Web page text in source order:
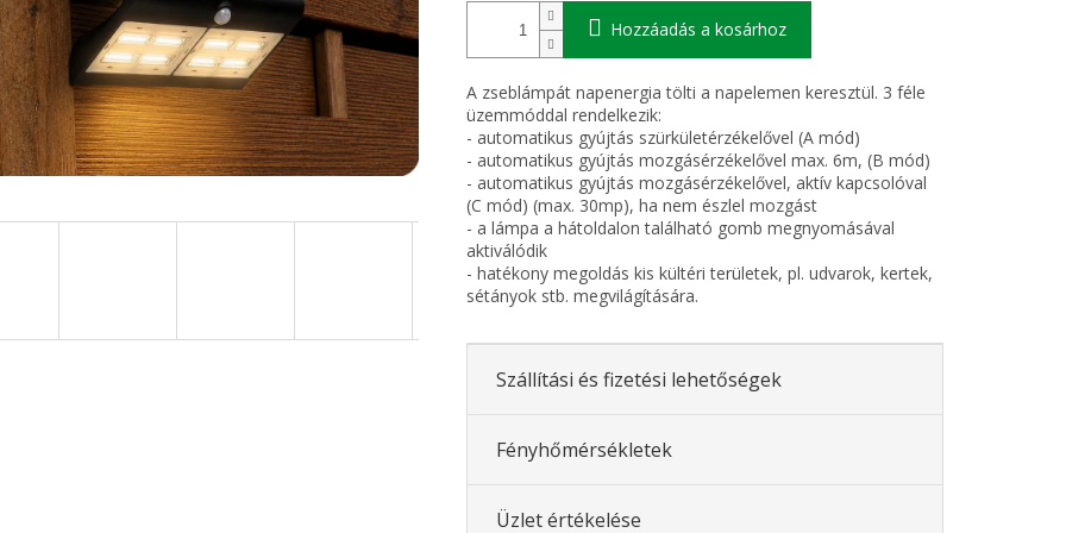
Hozzáadás a kosárhoz
A zseblámpát napenergia tölti a napelemen keresztül. 3 féle
üzemmóddal rendelkezik:
- automatikus gyújtás szürkületérzékelővel (A mód)
- automatikus gyújtás mozgásérzékelővel max. 6m, (B mód)
- automatikus gyújtás mozgásérzékelővel, aktív kapcsolóval
(C mód) (max. 30mp), ha nem észlel mozgást
- a lámpa a hátoldalon található gomb megnyomásával
aktiválódik
- hatékony megoldás kis kültéri területek, pl. udvarok, kertek,
sétányok stb. megvilágítására.
Szállítási és fizetési lehetőségek
Fényhőmérsékletek
Üzlet értékelése